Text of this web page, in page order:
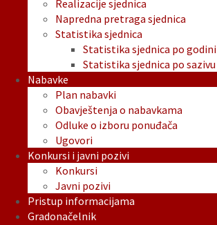
Realizacije sjednica
Napredna pretraga sjednica
Statistika sjednica
Statistika sjednica po godini
Statistika sjednica po sazivu
Nabavke
Plan nabavki
Obavještenja o nabavkama
Odluke o izboru ponuđača
Ugovori
Konkursi i javni pozivi
Konkursi
Javni pozivi
Pristup informacijama
Gradonačelnik